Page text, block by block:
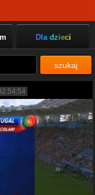
Dla dzieci
szukaj